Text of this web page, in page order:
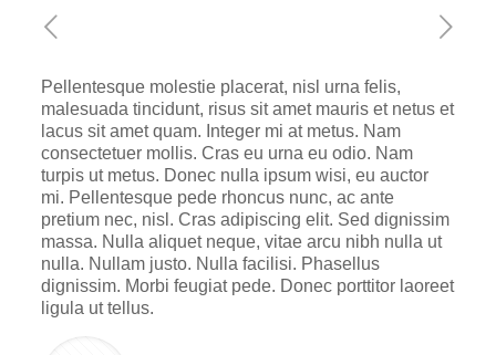
Pellentesque molestie placerat, nisl urna felis,
malesuada tincidunt, risus sit amet mauris et netus et
lacus sit amet quam. Integer mi at metus. Nam
consectetuer mollis. Cras eu urna eu odio. Nam
turpis ut metus. Donec nulla ipsum wisi, eu auctor
mi. Pellentesque pede rhoncus nunc, ac ante
pretium nec, nisl. Cras adipiscing elit. Sed dignissim
massa. Nulla aliquet neque, vitae arcu nibh nulla ut
nulla. Nullam justo. Nulla facilisi. Phasellus
dignissim. Morbi feugiat pede. Donec porttitor laoreet
ligula ut tellus.